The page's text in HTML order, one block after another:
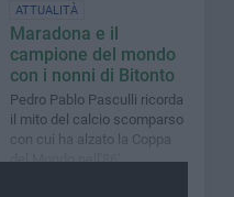
ATTUALITÀ
Maradona e il
campione del mondo
con i nonni di Bitonto
Pedro Pablo Pasculli ricorda
il mito del calcio scomparso
con cui ha alzato la Coppa
del Mondo nell'86'